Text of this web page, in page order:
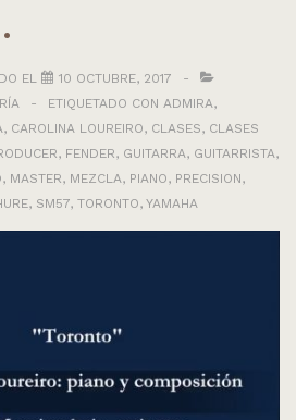
EL
10 OCTUBRE, 2017
ETIQUETADO CON ADMIRA,
, CAROLINA LOUREIRO, CLASES, CLASES
, FENDER, GUITARRA, GUITARRISTA,
, MASTER, MEZCLA, PIANO, PRECISION,
, SM57, TORONTO, YAMAHA